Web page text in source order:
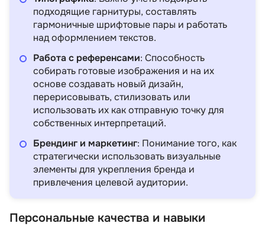
подходящие гарнитуры, составлять
гармоничные шрифтовые пары и работать
над оформлением текстов.
Работа с референсами: Способность
собирать готовые изображения и на их
основе создавать новый дизайн,
перерисовывать, стилизовать или
использовать их как отправную точку для
собственных интерпретаций.
Брендинг и маркетинг: Понимание того, как
стратегически использовать визуальные
элементы для укрепления бренда и
привлечения целевой аудитории.
Персональные качества и навыки